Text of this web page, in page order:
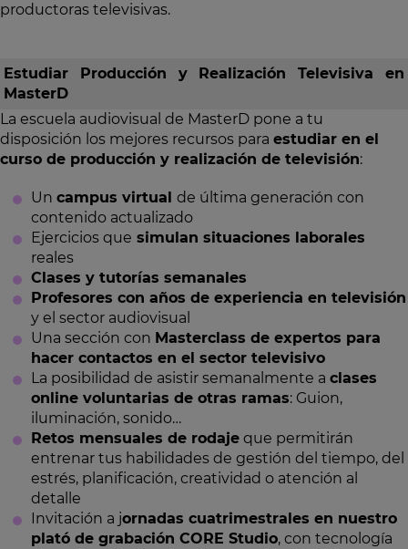
productoras televisivas.
Estudiar Producción y Realización Televisiva en
MasterD
La escuela audiovisual de MasterD pone a tu
disposición los mejores recursos para estudiar en el
curso de producción y realización de televisión:
Un campus virtual de última generación con
contenido actualizado
Ejercicios que simulan situaciones laborales
reales
Clases y tutorías semanales
Profesores con años de experiencia en televisión
y el sector audiovisual
Una sección con Masterclass de expertos para
hacer contactos en el sector televisivo
La posibilidad de asistir semanalmente a clases
online voluntarias de otras ramas: Guion,
iluminación, sonido…
Retos mensuales de rodaje que permitirán
entrenar tus habilidades de gestión del tiempo, del
estrés, planificación, creatividad o atención al
detalle
Invitación a jornadas cuatrimestrales en nuestro
plató de grabación CORE Studio, con tecnología